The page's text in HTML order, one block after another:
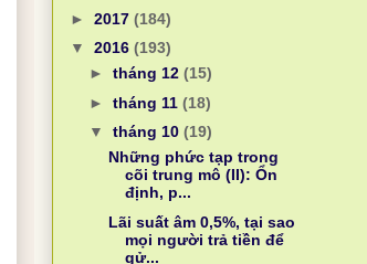
► 2017 (184)
▼ 2016 (193)
► tháng 12 (15)
► tháng 11 (18)
▼ tháng 10 (19)
Những phức tạp trong
cõi trung mô (II): Ổn
định, p...
Lãi suất âm 0,5%, tại sao
mọi người trả tiền để
gử...